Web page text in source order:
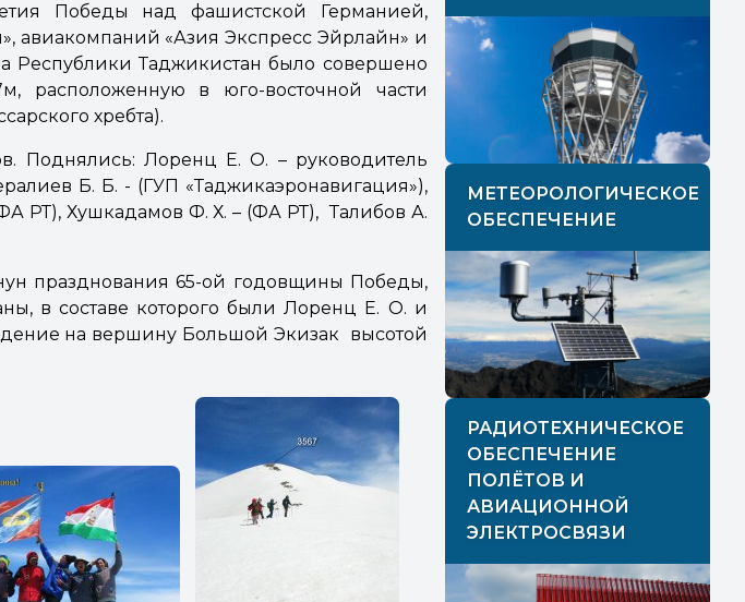
Победы над фашистской Германией,
авиакомпаний «Азия Экспресс Эйрлайн» и
Республики Таджикистан было совершено
расположенную в юго-восточной части
хребта).
Поднялись: Лоренц Е. О. – руководитель
Б. Б. - (ГУП «Таджикаэронавигация»),
РТ), Хушкадамов Ф. Х. – (ФА РТ), Талибов А.
празднования 65-ой годовщины Победы,
в составе которого были Лоренц Е. О. и
на вершину Большой Экизак высотой
МЕТЕОРОЛОГИЧЕСКОЕ
ОБЕСПЕЧЕНИЕ
РАДИОТЕХНИЧЕСКОЕ
ОБЕСПЕЧЕНИЕ
ПОЛЁТОВ И
АВИАЦИОННОЙ
ЭЛЕКТРОСВЯЗИ